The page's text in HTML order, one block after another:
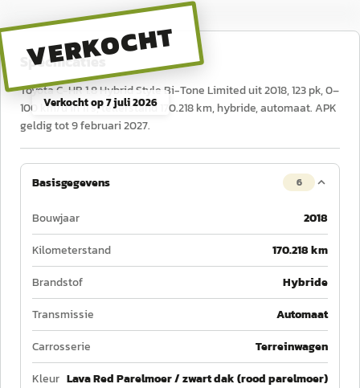
VERKOCHT
Verkocht op7 juli 2026
Specificaties
Toyota C-HR 1.8 Hybrid Style Bi-Tone Limited uit 2018, 123 pk, 0–
100 km/u in 11 s, tellerstand 170.218 km, hybride, automaat. APK
geldig tot 9 februari 2027.
Basisgegevens 6
Bouwjaar
2018
Kilometerstand
170.218 km
Brandstof
Hybride
Transmissie
Automaat
Carrosserie
Terreinwagen
Kleur Lava Red Parelmoer / zwart dak (rood parelmoer)